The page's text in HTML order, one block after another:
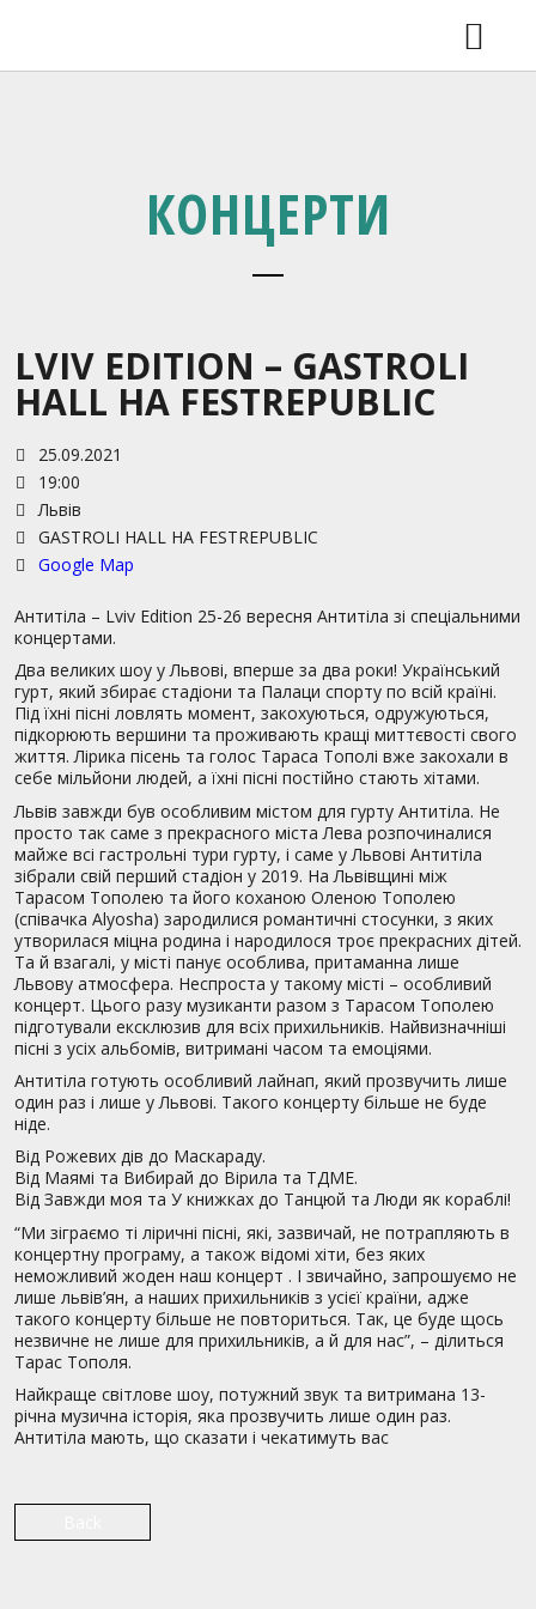
SHOP
ГАЛЕРЕЯ
КОНЦЕРТИ
LVIV EDITION – GASTROLI
HALL НА FESTREPUBLIC
25.09.2021
19:00
Львів
GASTROLI HALL НА FESTREPUBLIC
Google Map
Антитіла – Lviv Edition 25-26 вересня Антитіла зі спеціальними
концертами.
Два великих шоу у Львові, вперше за два роки! Український
гурт, який збирає стадіони та Палаци спорту по всій країні.
Під їхні пісні ловлять момент, закохуються, одружуються,
підкорюють вершини та проживають кращі миттєвості свого
життя. Лірика пісень та голос Тараса Тополі вже закохали в
себе мільйони людей, а їхні пісні постійно стають хітами.
Львів завжди був особливим містом для гурту Антитіла. Не
просто так саме з прекрасного міста Лева розпочиналися
майже всі гастрольні тури гурту, і саме у Львові Антитіла
зібрали свій перший стадіон у 2019. На Львівщині між
Тарасом Тополею та його коханою Оленою Тополею
(співачка Alyosha) зародилися романтичні стосунки, з яких
утворилася міцна родина і народилося троє прекрасних дітей.
Та й взагалі, у місті панує особлива, притаманна лише
Львову атмосфера. Неспроста у такому місті – особливий
концерт. Цього разу музиканти разом з Тарасом Тополею
підготували ексклюзив для всіх прихильників. Найвизначніші
пісні з усіх альбомів, витримані часом та емоціями.
Антитіла готують особливий лайнап, який прозвучить лише
один раз і лише у Львові. Такого концерту більше не буде
ніде.
Від Рожевих дів до Маскараду.
Від Маямі та Вибирай до Вірила та ТДМЕ.
Від Завжди моя та У книжках до Танцюй та Люди як кораблі!
“Ми зіграємо ті ліричні пісні, які, зазвичай, не потрапляють в
концертну програму, а також відомі хіти, без яких
неможливий жоден наш концерт . І звичайно, запрошуємо не
лише львів’ян, а наших прихильників з усієї країни, адже
такого концерту більше не повториться. Так, це буде щось
незвичне не лише для прихильників, а й для нас”, – ділиться
Тарас Тополя.
Найкраще світлове шоу, потужний звук та витримана 13-
річна музична історія, яка прозвучить лише один раз.
Антитіла мають, що сказати і чекатимуть вас